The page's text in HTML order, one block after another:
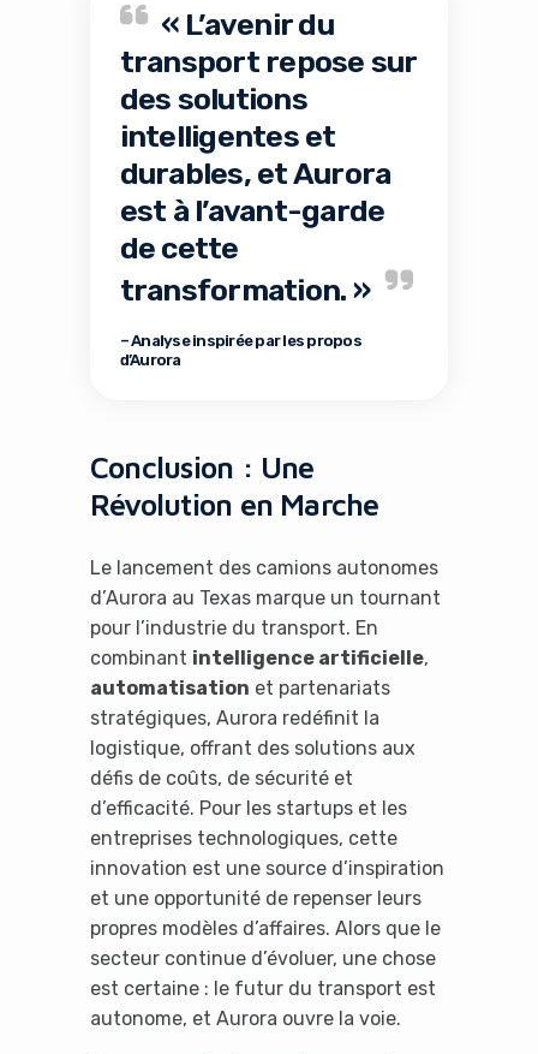
« L’avenir du
transport repose sur
des solutions
intelligentes et
durables, et Aurora
est à l’avant-garde
de cette
transformation. »
– Analyse inspirée par les propos
d’Aurora
Conclusion : Une
Révolution en Marche
Le lancement des camions autonomes
d’Aurora au Texas marque un tournant
pour l’industrie du transport. En
combinant intelligence artificielle,
automatisation et partenariats
stratégiques, Aurora redéfinit la
logistique, offrant des solutions aux
défis de coûts, de sécurité et
d’efficacité. Pour les startups et les
entreprises technologiques, cette
innovation est une source d’inspiration
et une opportunité de repenser leurs
propres modèles d’affaires. Alors que le
secteur continue d’évoluer, une chose
est certaine : le futur du transport est
autonome, et Aurora ouvre la voie.